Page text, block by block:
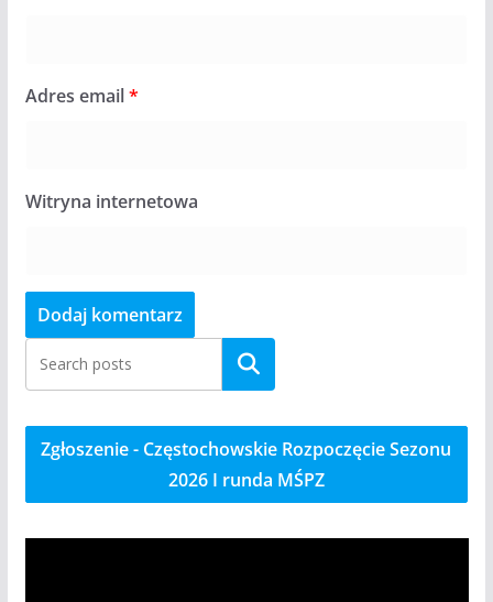
Adres email*
Witryna internetowa
Szukaj
Zgłoszenie - Częstochowskie Rozpoczęcie Sezonu
2026 I runda MŚPZ